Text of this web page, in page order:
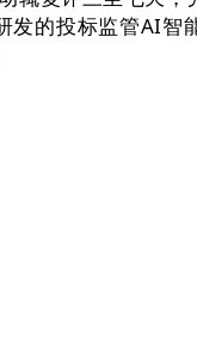
的投标监管AI